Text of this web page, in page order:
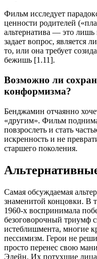
Фильм исследует
ценности родителей
альтернатива — это
задает вопрос, является
то, или она требует
бежишь [1.11].
Возможно ли
конформизма?
Бенджамин отчаянно
«другим». Фильм
повзрослеть и стать
искренность и не
старшего поколения.
Самая обсуждаемая
знаменитой концовки. В
1960-х воспринимала
безоговорочный триумф
истеблишмента, многие
пессимизм. Герои не
просто перенес свою
Элейн. Их потухшие